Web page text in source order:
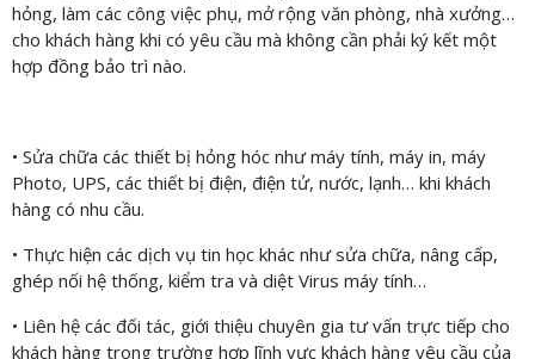
hỏng, làm các công việc phụ, mở rộng văn phòng, nhà xưởng…
cho khách hàng khi có yêu cầu mà không cần phải ký kết một
hợp đồng bảo trì nào.
• Sửa chữa các thiết bị hỏng hóc như máy tính, máy in, máy
Photo, UPS, các thiết bị điện, điện tử, nước, lạnh… khi khách
hàng có nhu cầu.
• Thực hiện các dịch vụ tin học khác như sửa chữa, nâng cấp,
ghép nối hệ thống, kiểm tra và diệt Virus máy tính…
• Liên hệ các đối tác, giới thiệu chuyên gia tư vấn trực tiếp cho
khách hàng trong trường hợp lĩnh vực khách hàng yêu cầu của